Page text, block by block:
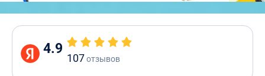
4.9
107отзывов